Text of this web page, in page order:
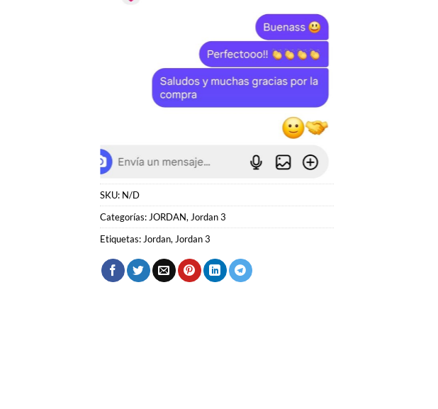
SKU:N/D
Categorías:JORDAN,Jordan 3
Etiquetas:Jordan Jordan 3